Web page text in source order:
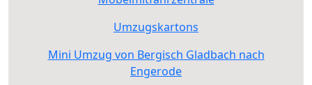
Umzugskartons
Mini Umzug von Bergisch Gladbach nach
Engerode